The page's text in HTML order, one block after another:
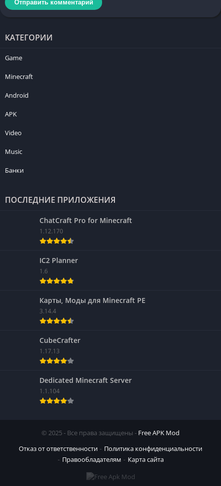
КАТЕГОРИИ
Game
Minecraft
Android
APK
Video
Music
Банки
ПОСЛЕДНИЕ ПРИЛОЖЕНИЯ
ChatCraft Pro for Minecraft
1.12.170
IC2 Planner
1.6
Карты, Моды для Minecraft PE
3.14.4
CubeCrafter
1.17.13
Dedicated Minecraft Server
1.1.104
© 2025 - Все права защищены - Free APK Mod
Отказ от ответственности
Политика конфиденциальности
Правообладателям
Карта сайта